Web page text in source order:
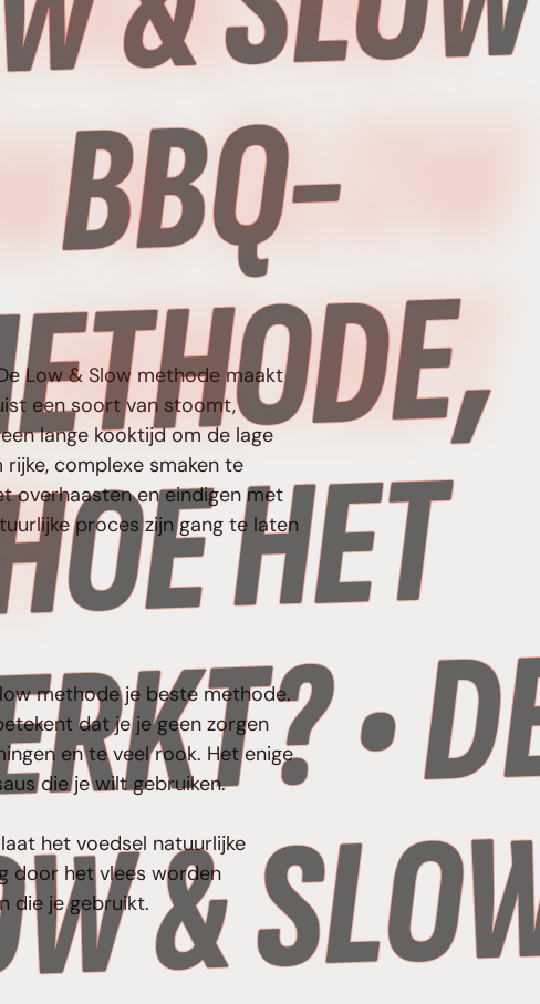
Low & Slow methode maakt
een soort van stoomt,
lange kooktijd om de lage
complexe smaken te
overhaasten en eindigen met
proces zijn gang te laten
methode je beste methode.
dat je je geen zorgen
en te veel rook. Het enige
die je wilt gebruiken.
het voedsel natuurlijke
door het vlees worden
die je gebruikt.